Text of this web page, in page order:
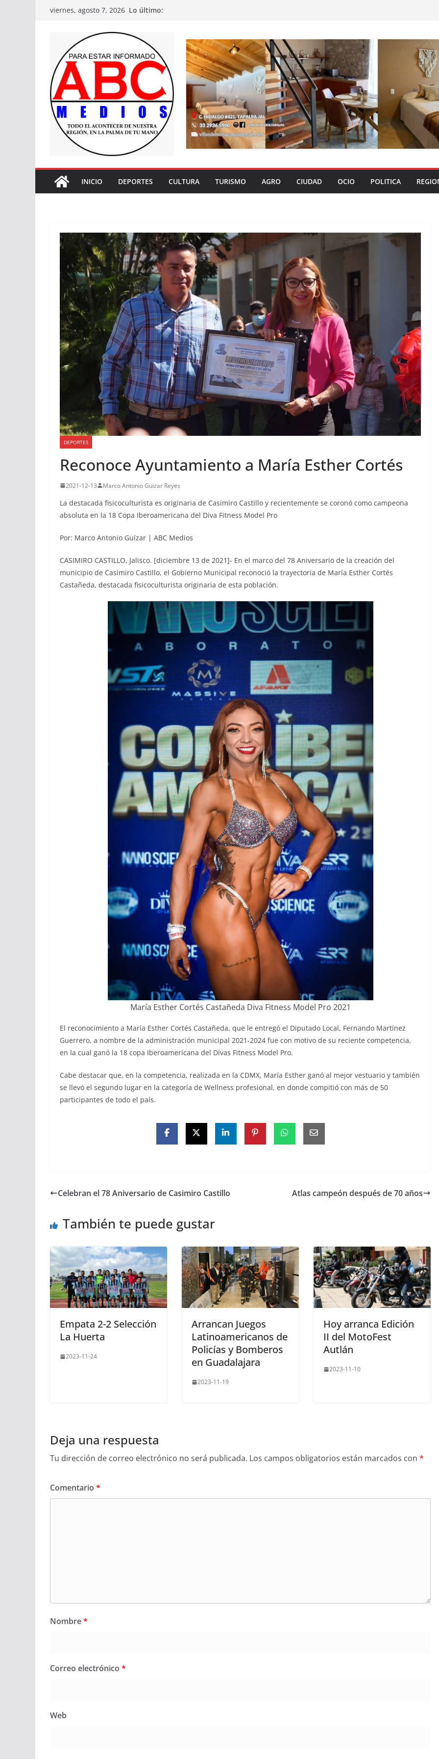
Saltarviernes, agosto 7, 2026 Lo último:
INICIO DEPORTES CULTURA TURISMO AGRO CIUDAD OCIO POLITICA
DEPORTES
Reconoce Ayuntamiento a María Esther Cortés
2021-12-13 Marco Antonio Guizar Reyes
La destacada fisicoculturista es originaria de Casimiro Castillo y recientemente se coronó como campeona
absoluta en la 18 Copa Iberoamericana del Diva Fitness Model Pro
Por: Marco Antonio Guízar | ABC Medios
CASIMIRO CASTILLO, Jalisco. [diciembre 13 de 2021]- En el marco del 78 Aniversario de la creación del
municipio de Casimiro Castillo, el Gobierno Municipal reconoció la trayectoria de María Esther Cortés
Castañeda, destacada fisicoculturista originaria de esta población.
María Esther Cortés Castañeda Diva Fitness Model Pro 2021
El reconocimiento a María Esther Cortés Castañeda, que le entregó el Diputado Local, Fernando Martínez
Guerrero, a nombre de la administración municipal 2021-2024 fue con motivo de su reciente competencia,
en la cual ganó la 18 copa Iberoamericana del Divas Fitness Model Pro.
Cabe destacar que, en la competencia, realizada en la CDMX, María Esther ganó al mejor vestuario y también
se llevó el segundo lugar en la categoría de Wellness profesional, en donde compitió con más de 50
participantes de todo el país.
Celebran el 78 Aniversario de Casimiro Castillo Atlas campeón después de 70 años
También te puede gustar
Empata 2-2 Selección
La Huerta
2023-11-24
Arrancan Juegos
Latinoamericanos de
Policías y Bomberos
en Guadalajara
2023-11-19
Hoy arranca Edición
II del MotoFest
Autlán
2023-11-10
Deja una respuesta
Tu dirección de correo electrónico no será publicada. Los campos obligatorios están marcados con *
Comentario *
Nombre*
Correo electrónico *
Web